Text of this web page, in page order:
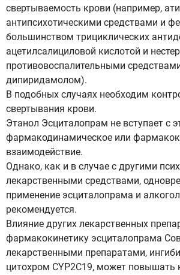
свертываемость крови (например,
антипсихотическими средствами и
большинством трициклических
ацетилсалициловой кислотой и
противовоспалительными
дипиридамолом).
В подобных случаях необходим
свертывания крови.
Этанол Эсциталопрам не вступает с
фармакодинамическое или
взаимодействие.
Однако, как и в случае с другими
лекарственными средствами,
применение эсциталопрама и
рекомендуется.
Влияние других лекарственных
фармакокинетику эсциталопрама
лекарственными препаратами,
цитохром CYP2C19, может повышать